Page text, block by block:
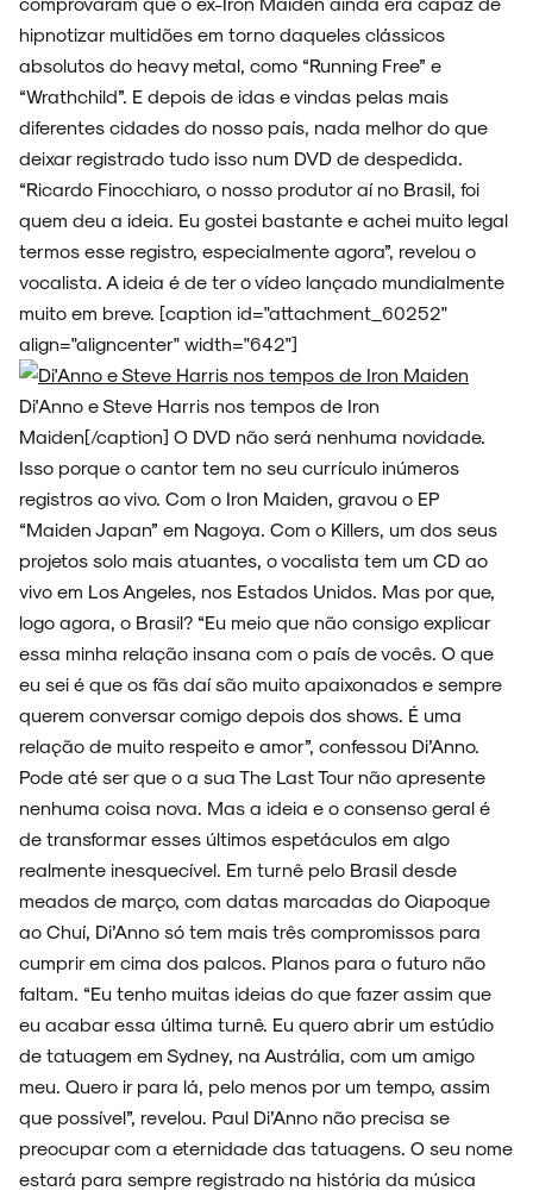
SOBRE
hipnotizar multidões em torno daqueles clássicos
absolutos do heavy metal, como “Running Free” e
“Wrathchild”. E depois de idas e vindas pelas mais
diferentes cidades do nosso país, nada melhor do que
deixar registrado tudo isso num DVD de despedida.
“Ricardo Finocchiaro, o nosso produtor aí no Brasil, foi
quem deu a ideia. Eu gostei bastante e achei muito legal
termos esse registro, especialmente agora”, revelou o
vocalista. A ideia é de ter o vídeo lançado mundialmente
muito em breve. [caption id="attachment_60252"
align="aligncenter" width="642"]
Di'Anno e Steve Harris nos tempos de Iron
Maiden[/caption] O DVD não será nenhuma novidade.
Isso porque o cantor tem no seu currículo inúmeros
registros ao vivo. Com o Iron Maiden, gravou o EP
“Maiden Japan” em Nagoya. Com o Killers, um dos seus
projetos solo mais atuantes, o vocalista tem um CD ao
vivo em Los Angeles, nos Estados Unidos. Mas por que,
logo agora, o Brasil? “Eu meio que não consigo explicar
essa minha relação insana com o país de vocês. O que
eu sei é que os fãs daí são muito apaixonados e sempre
querem conversar comigo depois dos shows. É uma
relação de muito respeito e amor”, confessou Di’Anno.
Pode até ser que o a sua The Last Tour não apresente
nenhuma coisa nova. Mas a ideia e o consenso geral é
de transformar esses últimos espetáculos em algo
realmente inesquecível. Em turnê pelo Brasil desde
meados de março, com datas marcadas do Oiapoque
ao Chuí, Di’Anno só tem mais três compromissos para
cumprir em cima dos palcos. Planos para o futuro não
faltam. “Eu tenho muitas ideias do que fazer assim que
eu acabar essa última turnê. Eu quero abrir um estúdio
de tatuagem em Sydney, na Austrália, com um amigo
meu. Quero ir para lá, pelo menos por um tempo, assim
que possível”, revelou. Paul Di’Anno não precisa se
preocupar com a eternidade das tatuagens. O seu nome
estará para sempre registrado na história da música